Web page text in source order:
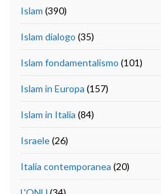
Islam (390)
Islam dialogo (35)
Islam fondamentalismo (101)
Islam in Europa (157)
Islam in Italia (84)
Israele(26)
Italia contemporanea (20)